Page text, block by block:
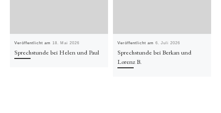
Veröffentlicht am 18. Mai 2026
Sprechstunde bei Helen und Paul
Veröffentlicht am6. Juli 2026
Sprechstunde bei Berkan und
Lorenz B.